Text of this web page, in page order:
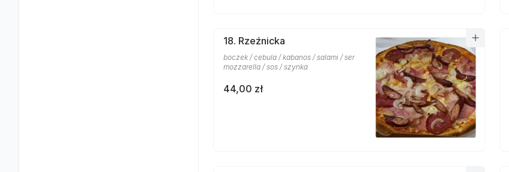
18. Rzeźnicka
boczek / cebula / kabanos / salami / ser
mozzarella / sos / szynka
44,00 zł